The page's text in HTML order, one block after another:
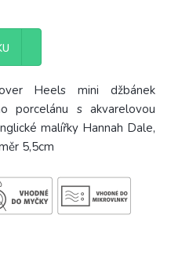
Heels mini džbánek
porcelánu s akvarelovou
malířky Hannah Dale,
5,5cm